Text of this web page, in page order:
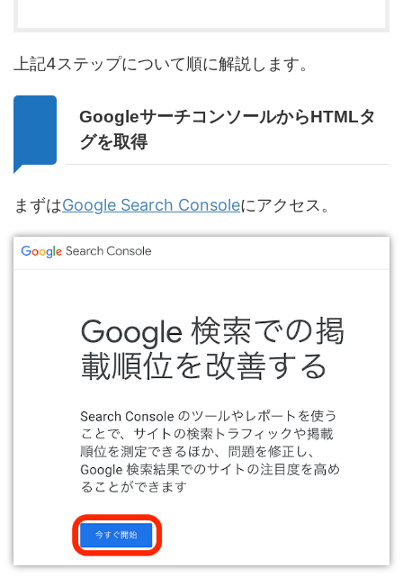
上記4ステップについて順に解説します。
GoogleサーチコンソールからHTMLタ
グを取得
まずはGoogle Search Consoleにアクセス。